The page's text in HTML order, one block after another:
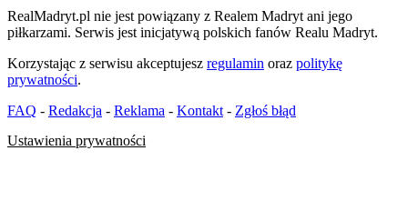
RealMadryt.pl nie jest powiązany z Realem Madryt ani jego
piłkarzami. Serwis jest inicjatywą polskich fanów Realu Madryt.
Korzystając z serwisu akceptujesz regulamin oraz politykę
prywatności.
FAQ - Redakcja - Reklama - Kontakt - Zgłoś błąd
Ustawienia prywatności